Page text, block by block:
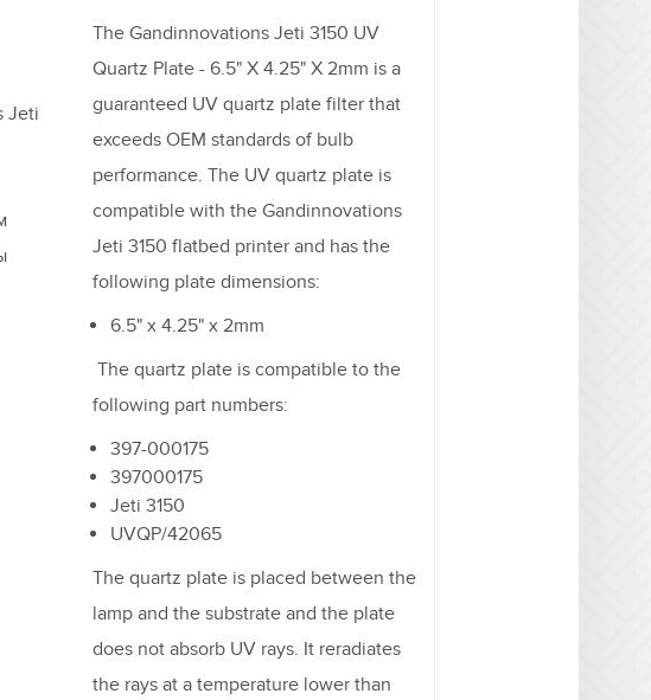
Jeti
The Gandinnovations Jeti 3150 UV
Quartz Plate - 6.5" X 4.25" X 2mm is a
guaranteed UV quartz plate filter that
exceeds OEM standards of bulb
performance. The UV quartz plate is
compatible with the Gandinnovations
Jeti 3150 flatbed printer and has the
following plate dimensions:
6.5" x 4.25" x 2mm
The quartz plate is compatible to the
following part numbers:
397-000175
397000175
Jeti 3150
UVQP/42065
The quartz plate is placed between the
lamp and the substrate and the plate
does not absorb UV rays. It reradiates
the rays at a temperature lower than